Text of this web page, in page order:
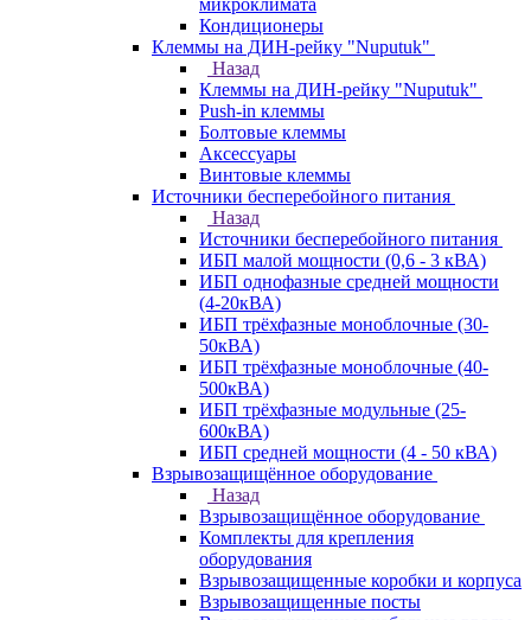
микроклимата
Кондиционеры
Клеммы на ДИН-рейку "Nuputuk"
Назад
Клеммы на ДИН-рейку "Nuputuk"
Push-in клеммы
Болтовые клеммы
Аксессуары
Винтовые клеммы
Источники бесперебойного питания
Назад
Источники бесперебойного питания
ИБП малой мощности (0,6 - 3 кВА)
ИБП однофазные средней мощности
(4-20кВА)
ИБП трёхфазные моноблочные (30-
50кВА)
ИБП трёхфазные моноблочные (40-
500кВА)
ИБП трёхфазные модульные (25-
600кВА)
ИБП средней мощности (4 - 50 кВА)
Взрывозащищённое оборудование
Назад
Взрывозащищённое оборудование
Комплекты для крепления
оборудования
Взрывозащищенные коробки и корпуса
Взрывозащищенные посты